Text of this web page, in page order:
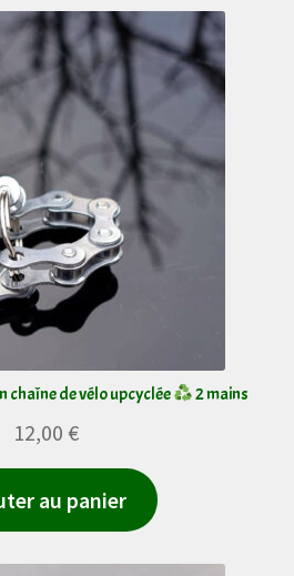
à
22,00 €
plusieurs
variations.
options
peuvent
choisies
du
chaîne de vélo upcyclée 2 mains
12,00 €
au panier